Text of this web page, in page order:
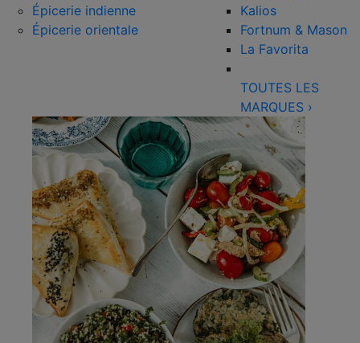
Épicerie indienne
Épicerie orientale
Kalios
Fortnum & Mason
La Favorita
TOUTES LES
MARQUES ›